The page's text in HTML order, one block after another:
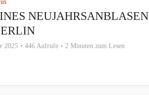
NEUJAHRSANBLASEN
2025 446 Aufrufe 2 Minuten zum Lesen